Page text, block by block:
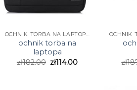
ochnik torba na
laptopa
zł182.00 zł114.00
zł